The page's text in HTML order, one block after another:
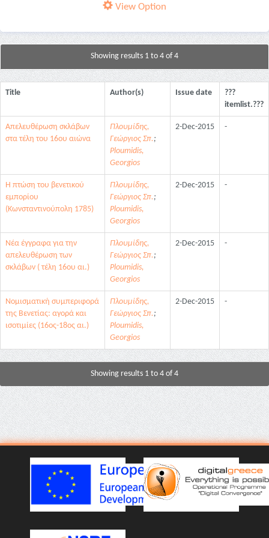
View Option
Showing results 1 to 4 of 4
Title Author(s) Issue date
???
itemlist.???
Απελευθέρωση σκλάβων
στα τέλη του 16ου αιώνα
Πλουμίδης,
Γεώργιος Σπ.;
Ploumidis,
Georgios
2-Dec-2015 -
Η πτώση του βενετικού
εμπορίου
(Κωνσταντινούπολη 1785)
Πλουμίδης,
Γεώργιος Σπ.;
Ploumidis,
Georgios
2-Dec-2015 -
Νέα έγγραφα για την
απελευθέρωση των
σκλάβων ( τέλη 16ου αι.)
Πλουμίδης,
Γεώργιος Σπ.;
Ploumidis,
Georgios
2-Dec-2015 -
Νομισματική συμπεριφορά
της Βενετίας: αγορά και
ισοτιμίες (16ος-18ος αι.)
Πλουμίδης,
Γεώργιος Σπ.;
Ploumidis,
Georgios
2-Dec-2015 -
Showing results 1 to 4 of 4